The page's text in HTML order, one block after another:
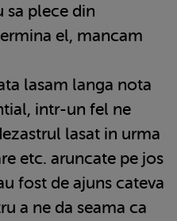
sa plece din
el, mancam
lasam langa nota
intr-un fel ne
lasat in urma
etc. aruncate pe jos
fost de ajuns cateva
a ne da seama ca